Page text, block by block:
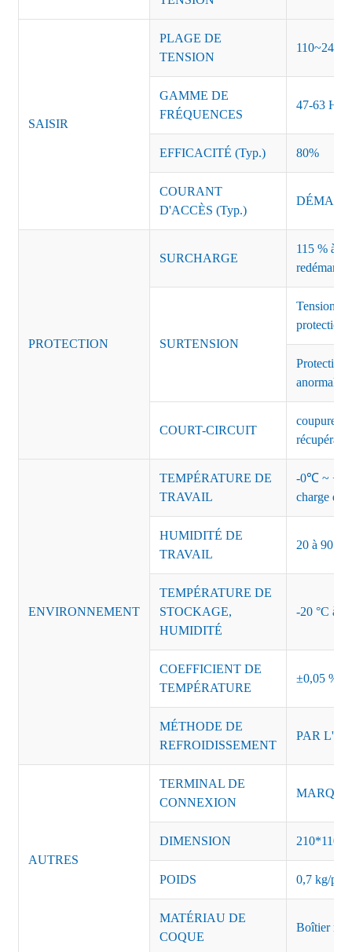
SAISIR
PLAGE DE
TENSION
110~240
GAMME DE
FRÉQUENCES
47-63 Hz
EFFICACITÉ (Typ.) 80%
COURANT
D'ACCÈS (Typ.)
PROTECTION
SURCHARGE
115 % à
SURTENSION
Tension
protection
Protection
anormales
COURT-CIRCUIT
coupure
ENVIRONNEMENT
TEMPÉRATURE DE
TRAVAIL
-0℃ ~
charge de
HUMIDITÉ DE
TRAVAIL
20 à 90 %
TEMPÉRATURE DE
STOCKAGE,
HUMIDITÉ
-20 °C à
COEFFICIENT DE
TEMPÉRATURE
±0,05 %/
MÉTHODE DE
REFROIDISSEMENT
PAR
AUTRES
TERMINAL DE
CONNEXION
DIMENSION
POIDS 0,7 kg/
MATÉRIAU DE
COQUE
Boîtier